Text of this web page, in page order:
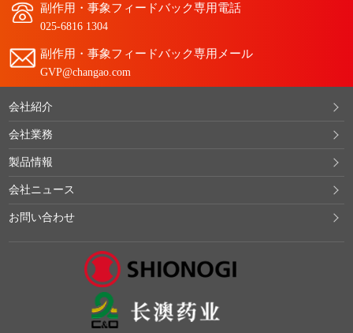
副作用・事象フィードバック専用電話
025-6816 1304
副作用・事象フィードバック専用メール
GVP@changao.com
会社紹介
会社業務
製品情報
会社ニュース
お問い合わせ